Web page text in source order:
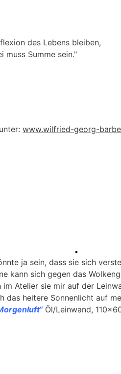
des Lebens bleiben,
muss Summe sein."
www.wilfried-georg-
ja sein, dass sie sich
kann sich gegen das
im Atelier sie mir auf der
das heitere Sonnenlicht auf
Öl/Leinwand,